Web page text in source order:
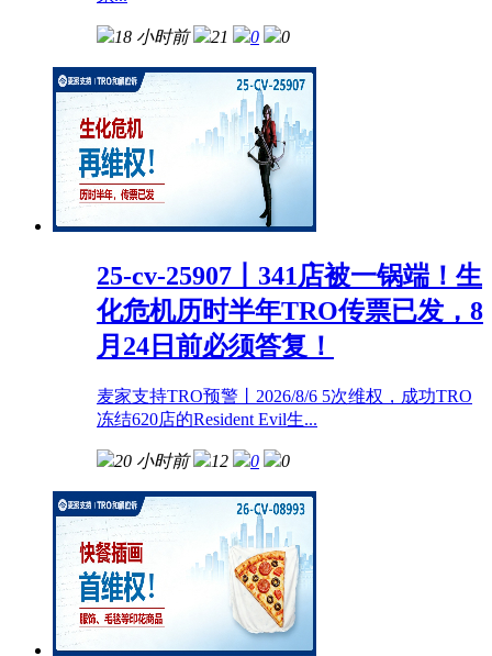
18 小时前 21 0 0
25-cv-25907㇑341店被一锅端！生
化危机历时半年TRO传票已发，8
月24日前必须答复！
麦家支持TRO预警㇑2026/8/6 5次维权，成功TRO
冻结620店的Resident Evil生...
20 小时前 12 0 0